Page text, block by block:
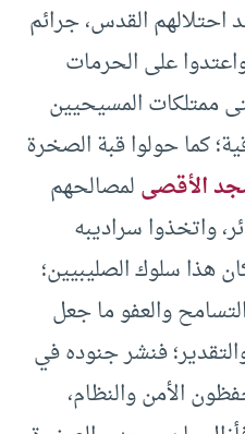
احتلالهم القدس، جرائم
على الحرمات
ممتلكات المسيحيين
كما حولوا قبة الصخرة
الأقصىلمصالحهم
واتخذوا سراديبه
هذا سلوك الصليبيين؛
والعفو ما جعل
فنشر جنوده في
الأمن والنظام،